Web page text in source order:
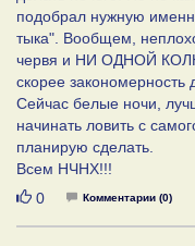
подобрал нужную
тыка". Вообщем,
червя и НИ ОДНОЙ
скорее закономерность
Сейчас белые ночи,
начинать ловить с
планирую сделать.
Всем НЧНХ!!!
Нравится
0 Комментарии (0)